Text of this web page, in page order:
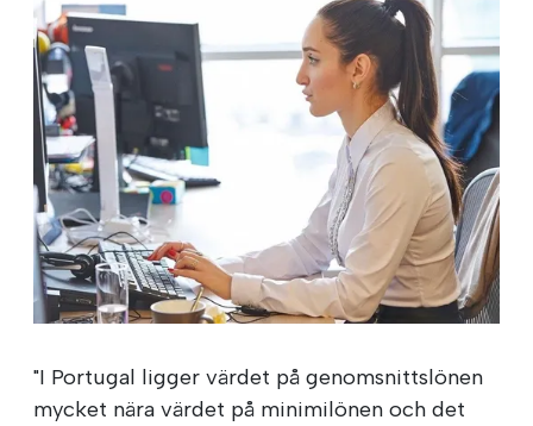
"I Portugal ligger värdet på genomsnittslönen
mycket nära värdet på minimilönen och det